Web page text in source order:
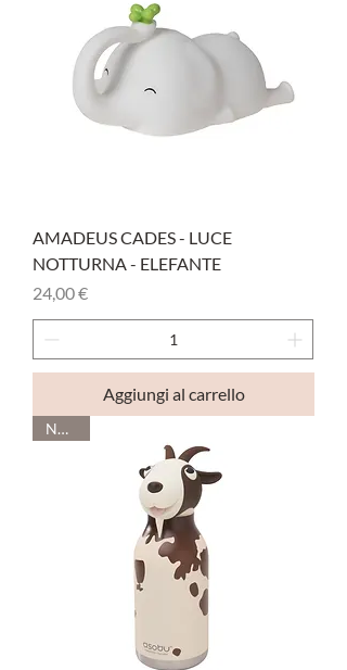
AMADEUS CADES - LUCE
NOTTURNA - ELEFANTE
Prezzo
24,00 €
Aggiungi al carrello
Novità